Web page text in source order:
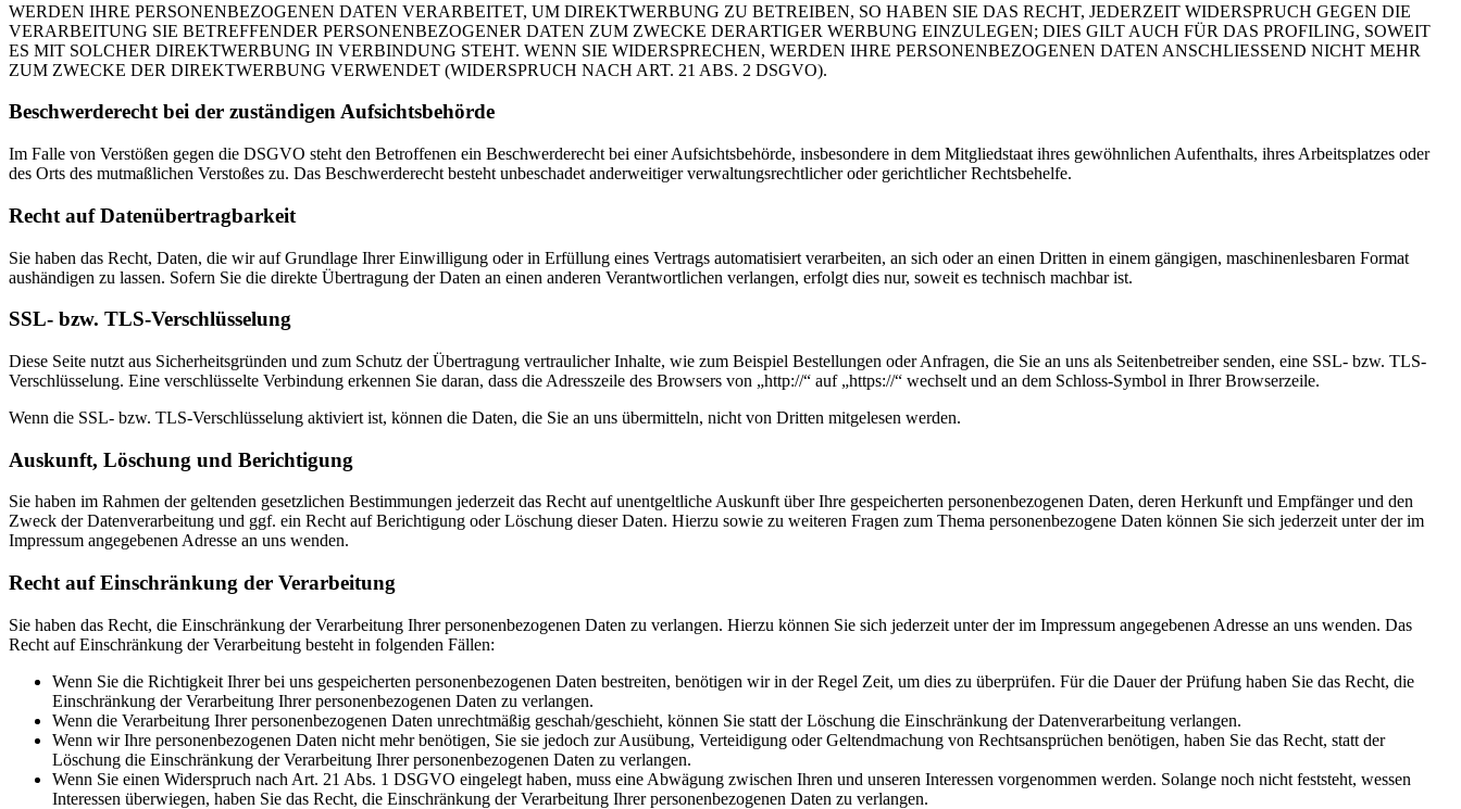
WERDEN IHRE PERSONENBEZOGENEN DATEN VERARBEITET, UM DIREKTWERBUNG ZU BETREIBEN, SO HABEN SIE DAS RECHT, JEDERZEIT WIDERSPRUCH GEGEN DIE
VERARBEITUNG SIE BETREFFENDER PERSONENBEZOGENER DATEN ZUM ZWECKE DERARTIGER WERBUNG EINZULEGEN; DIES GILT AUCH FÜR DAS PROFILING, SOWEIT
ES MIT SOLCHER DIREKTWERBUNG IN VERBINDUNG STEHT. WENN SIE WIDERSPRECHEN, WERDEN IHRE PERSONENBEZOGENEN DATEN ANSCHLIESSEND NICHT MEHR
ZUM ZWECKE DER DIREKTWERBUNG VERWENDET (WIDERSPRUCH NACH ART. 21 ABS. 2 DSGVO).
Beschwerderecht bei der zuständigen Aufsichtsbehörde
Im Falle von Verstößen gegen die DSGVO steht den Betroffenen ein Beschwerderecht bei einer Aufsichtsbehörde, insbesondere in dem Mitgliedstaat ihres gewöhnlichen Aufenthalts, ihres Arbeitsplatzes oder
des Orts des mutmaßlichen Verstoßes zu. Das Beschwerderecht besteht unbeschadet anderweitiger verwaltungsrechtlicher oder gerichtlicher Rechtsbehelfe.
Recht auf Datenübertragbarkeit
Sie haben das Recht, Daten, die wir auf Grundlage Ihrer Einwilligung oder in Erfüllung eines Vertrags automatisiert verarbeiten, an sich oder an einen Dritten in einem gängigen, maschinenlesbaren Format
aushändigen zu lassen. Sofern Sie die direkte Übertragung der Daten an einen anderen Verantwortlichen verlangen, erfolgt dies nur, soweit es technisch machbar ist.
SSL- bzw. TLS-Verschlüsselung
Diese Seite nutzt aus Sicherheitsgründen und zum Schutz der Übertragung vertraulicher Inhalte, wie zum Beispiel Bestellungen oder Anfragen, die Sie an uns als Seitenbetreiber senden, eine SSL- bzw. TLS-
Verschlüsselung. Eine verschlüsselte Verbindung erkennen Sie daran, dass die Adresszeile des Browsers von „http://“ auf „https://“ wechselt und an dem Schloss-Symbol in Ihrer Browserzeile.
Wenn die SSL- bzw. TLS-Verschlüsselung aktiviert ist, können die Daten, die Sie an uns übermitteln, nicht von Dritten mitgelesen werden.
Auskunft, Löschung und Berichtigung
Sie haben im Rahmen der geltenden gesetzlichen Bestimmungen jederzeit das Recht auf unentgeltliche Auskunft über Ihre gespeicherten personenbezogenen Daten, deren Herkunft und Empfänger und den
Zweck der Datenverarbeitung und ggf. ein Recht auf Berichtigung oder Löschung dieser Daten. Hierzu sowie zu weiteren Fragen zum Thema personenbezogene Daten können Sie sich jederzeit unter der im
Impressum angegebenen Adresse an uns wenden.
Recht auf Einschränkung der Verarbeitung
Sie haben das Recht, die Einschränkung der Verarbeitung Ihrer personenbezogenen Daten zu verlangen. Hierzu können Sie sich jederzeit unter der im Impressum angegebenen Adresse an uns wenden. Das
Recht auf Einschränkung der Verarbeitung besteht in folgenden Fällen:
Wenn Sie die Richtigkeit Ihrer bei uns gespeicherten personenbezogenen Daten bestreiten, benötigen wir in der Regel Zeit, um dies zu überprüfen. Für die Dauer der Prüfung haben Sie das Recht, die
Einschränkung der Verarbeitung Ihrer personenbezogenen Daten zu verlangen.
Wenn die Verarbeitung Ihrer personenbezogenen Daten unrechtmäßig geschah/geschieht, können Sie statt der Löschung die Einschränkung der Datenverarbeitung verlangen.
Wenn wir Ihre personenbezogenen Daten nicht mehr benötigen, Sie sie jedoch zur Ausübung, Verteidigung oder Geltendmachung von Rechtsansprüchen benötigen, haben Sie das Recht, statt der
Löschung die Einschränkung der Verarbeitung Ihrer personenbezogenen Daten zu verlangen.
Wenn Sie einen Widerspruch nach Art. 21 Abs. 1 DSGVO eingelegt haben, muss eine Abwägung zwischen Ihren und unseren Interessen vorgenommen werden. Solange noch nicht feststeht, wessen
Interessen überwiegen, haben Sie das Recht, die Einschränkung der Verarbeitung Ihrer personenbezogenen Daten zu verlangen.